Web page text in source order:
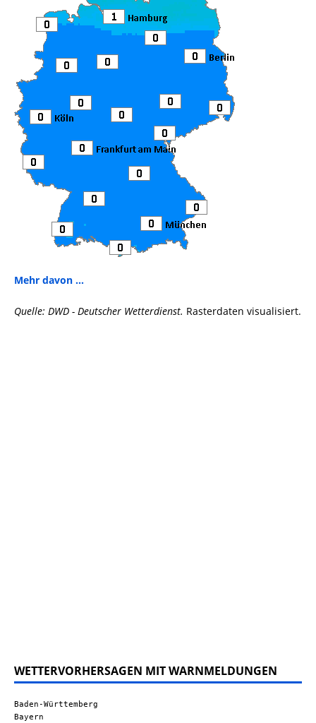
Mehr davon ...
Quelle: DWD - Deutscher Wetterdienst. Rasterdaten visualisiert.
WETTERVORHERSAGEN MIT WARNMELDUNGEN
Baden-Württemberg
Bayern